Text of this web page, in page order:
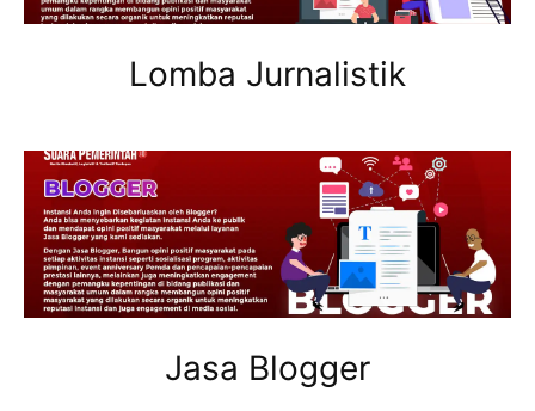
Lomba Jurnalistik
Jasa Blogger